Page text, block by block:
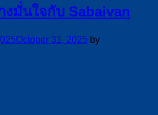
งมั่นใจกับ Sabaivan
October 31, 2025 by